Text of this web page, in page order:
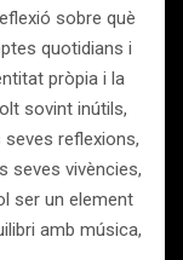
sobre què
quotidians i
pròpia i la
sovint inútils,
reflexions,
seves vivències,
ser un element
amb música,